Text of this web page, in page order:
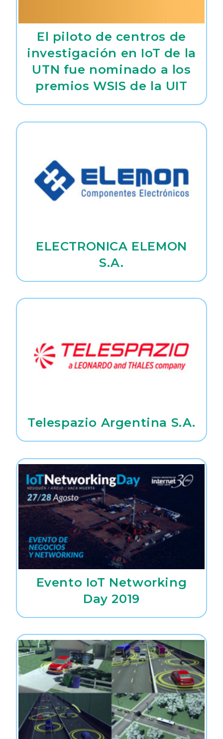
El piloto de centros de
investigación en IoT de la
UTN fue nominado a los
premios WSIS de la UIT
ELECTRONICA ELEMON
S.A.
Telespazio Argentina S.A.
Evento IoT Networking
Day 2019